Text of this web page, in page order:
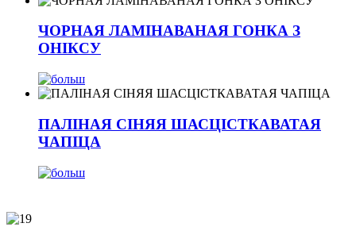
ЧОРНАЯ ЛАМІНАВАНАЯ ГОНКА З
ОНІКСУ
ПАЛІНАЯ СІНЯЯ ШАСЦІСТКАВАТАЯ
ЧАПІЦА